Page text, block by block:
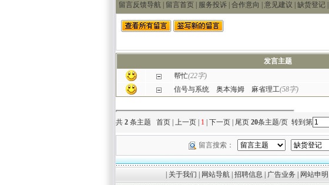
留言反馈导航 | 留言首页 服务投诉 合作意向 意见建议 缺货登记
发言主题
帮忙(22字)
信号与系统 奥本海姆 麻省理工(58字)
共 2 条主题 首页 | 上一页 | 1 | 下一页 | 尾页 20条主题/页 转到第
留言搜索：
关于我们 网站导航 招聘信息 广告业务 网站申明